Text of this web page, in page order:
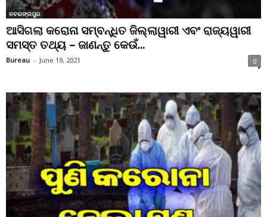
ନବରଙ୍ଗପୁର
ଆସିଗଲା କରୋନା ସମ୍ବନ୍ଧିତ ଜିଲ୍ଲାୱାରୀ ଏବଂ ରାଜ୍ୟୱାରୀ
ସମସ୍ତ ତଥ୍ୟ – ଜାଣନ୍ତୁ କେଉଁ...
Bureau - June 19, 2021 0